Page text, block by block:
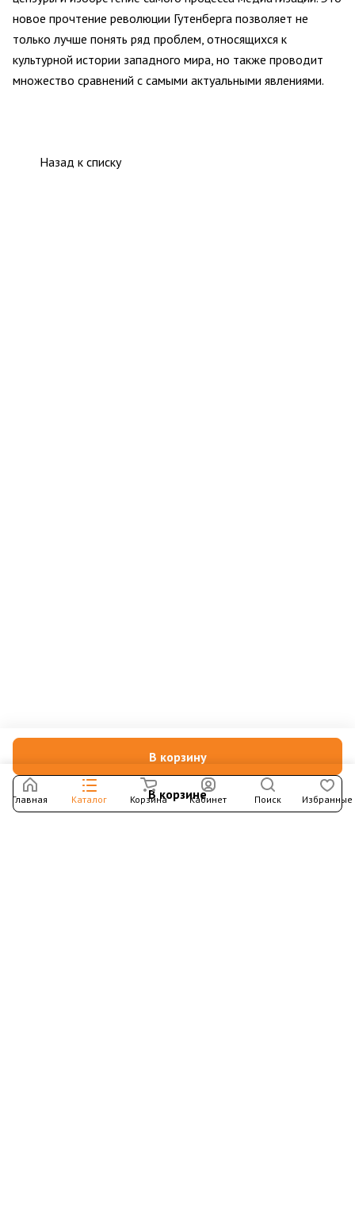
В корзину
В корзине
новое прочтение революции Гутенберга позволяет не
только лучше понять ряд проблем, относящихся к
культурной истории западного мира, но также проводит
множество сравнений с самыми актуальными явлениями.
Назад к списку
Главная Каталог Корзина Кабинет Поиск Избранные